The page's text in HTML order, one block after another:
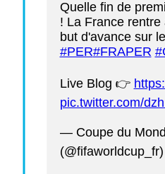
Quelle fin de
! La France
but d'avance sur
#PER#FRAPER
Live Blog 👉
pic.twitter.com/
— Coupe du
(@fifaworldcup_fr)